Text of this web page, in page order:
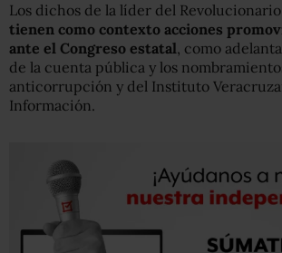
Los dichos de la líder del
tienen como contexto acciones
ante el Congreso estatal, como
de la cuenta pública y los
anticorrupción y del Instituto
Información.